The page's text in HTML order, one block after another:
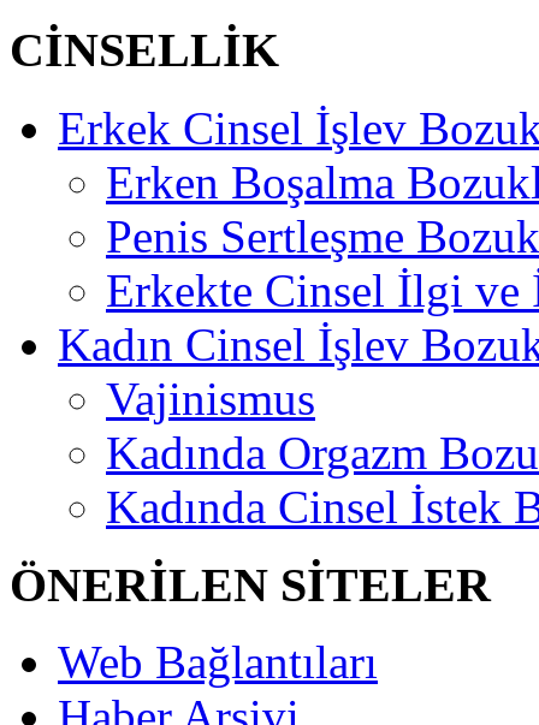
CİNSELLİK
Erkek Cinsel İşlev
Erken Boşalma
Penis Sertleşme
Erkekte Cinsel İlgi ve
Kadın Cinsel İşlev
Vajinismus
Kadında Orgazm
Kadında Cinsel İstek
ÖNERİLEN SİTELER
Web Bağlantıları